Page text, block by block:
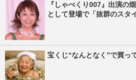
『しゃべくり007』出演の
として登場で「抜群のスタ
宝くじ“なんとなく”で買っ